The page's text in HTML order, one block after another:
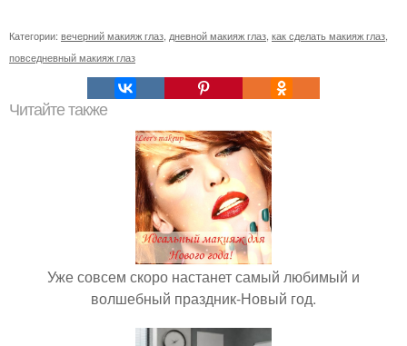
Категории: вечерний макияж глаз дневной макияж глаз как сделать макияж глаз
повседневный макияж глаз
Читайте также
Уже совсем скоро настанет самый любимый и
волшебный праздник-Новый год.